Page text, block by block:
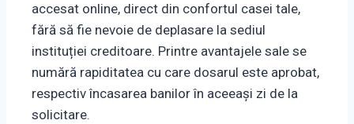
accesat online, direct din confortul casei tale,
fără să fie nevoie de deplasare la sediul
instituției creditoare. Printre avantajele sale se
numără rapiditatea cu care dosarul este aprobat,
respectiv încasarea banilor în aceeași zi de la
solicitare.